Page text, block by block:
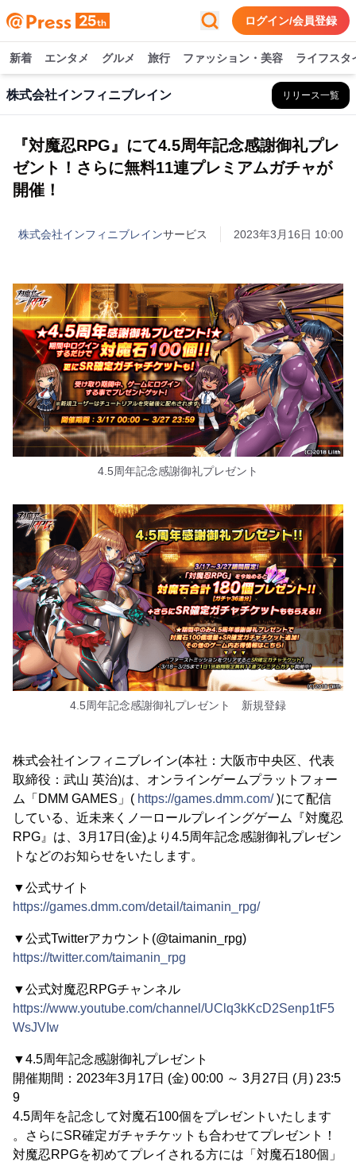
ログイン/会員登録
新着 エンタメ グルメ 旅行 ファッション・美容 ライフスタ
株式会社インフィニブレイン リリース一覧
『対魔忍RPG』にて4.5周年記念感謝御礼プレ
ゼント！さらに無料11連プレミアムガチャが
開催！
株式会社インフィニブレインサービス 2023年3月16日 10:00
4.5周年記念感謝御礼プレゼント
4.5周年記念感謝御礼プレゼント 新規登録
株式会社インフィニブレイン(本社：大阪市中央区、代表
取締役：武山 英治)は、オンラインゲームプラットフォー
ム「DMM GAMES」( https://games.dmm.com/)にて配信
している、近未来くノ一ロールプレイングゲーム『対魔忍
RPG』は、3月17日(金)より4.5周年記念感謝御礼プレゼン
トなどのお知らせをいたします。
▼公式サイト
https://games.dmm.com/detail/taimanin_rpg/
▼公式Twitterアカウント(@taimanin_rpg)
https://twitter.com/taimanin_rpg
▼公式対魔忍RPGチャンネル
https://www.youtube.com/channel/UClq3kKcD2Senp1tF5
WsJVIw
▼4.5周年記念感謝御礼プレゼント
開催期間：2023年3月17日 (金) 00:00 ～ 3月27日 (月) 23:5
9
4.5周年を記念して対魔石100個をプレゼントいたします
。さらにSR確定ガチャチケットも合わせてプレゼント！
対魔忍RPGを初めてプレイされる方には「対魔石180個」